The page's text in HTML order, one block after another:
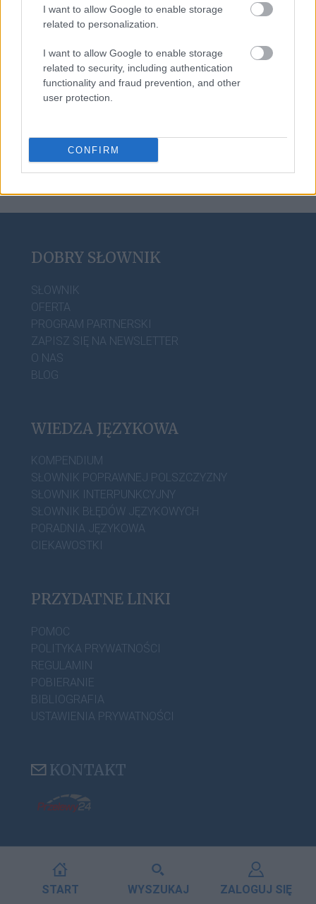
I want to allow Google to enable storage
related to personalization.
I want to allow Google to enable storage
related to security, including authentication
functionality and fraud prevention, and other
user protection.
CONFIRM
pasterka
goj
DOBRY SŁOWNIK
SŁOWNIK
OFERTA
PROGRAM PARTNERSKI
ZAPISZ SIĘ NA NEWSLETTER
O NAS
BLOG
WIEDZA JĘZYKOWA
KOMPENDIUM
SŁOWNIK POPRAWNEJ POLSZCZYZNY
SŁOWNIK INTERPUNKCYJNY
SŁOWNIK BŁĘDÓW JĘZYKOWYCH
PORADNIA JĘZYKOWA
CIEKAWOSTKI
PRZYDATNE LINKI
POMOC
POLITYKA PRYWATNOŚCI
REGULAMIN
POBIERANIE
BIBLIOGRAFIA
USTAWIENIA PRYWATNOŚCI
KONTAKT
START WYSZUKAJ ZALOGUJ SIĘ